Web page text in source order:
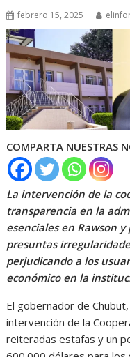
febrero 15, 2025
COMPARTA NUESTRAS
La intervención de la
transparencia en la
esenciales en Rawson
presuntas
perjudicando a los
económico en la
El gobernador de
intervención de la
reiteradas estafas y un